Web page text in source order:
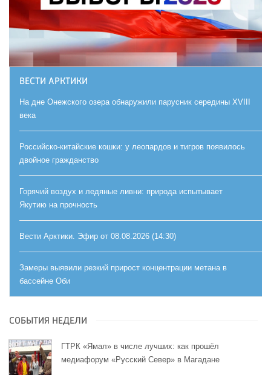
ВЕСТИ АРКТИКИ
На дне Онежского озера обнаружили парусник середины XVIII
века
Российско-китайские кошки: у леопардов и тигров появилось
двойное гражданство
Горячий воздух и ледяные ливни: природа испытывает
Якутию на прочность
Вести Арктики. Эфир от 08.08.2026 (14:30)
Замеры выявили резкий прирост концентрации метана в
бассейне Оби
СОБЫТИЯ НЕДЕЛИ
ГТРК «Ямал» в числе лучших: как прошёл
медиафорум «Русский Север» в Магадане